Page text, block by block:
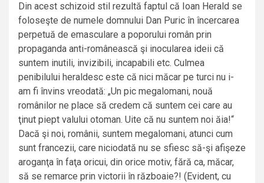
Din acest schizoid stil rezultă faptul că Ioan Herald se
foloseşte de numele domnului Dan Puric în încercarea
perpetuă de emasculare a poporului român prin
propaganda anti-românească şi inocularea ideii că
suntem inutili, invizibili, incapabili etc. Culmea
penibilului heraldesc este că nici măcar pe turci nu i-
am fi învins vreodată: „Un pic megalomani, nouă
românilor ne place să credem că suntem cei care au
ţinut piept valului otoman. Uite că nu suntem noi ăia!“
Dacă şi noi, românii, suntem megalomani, atunci cum
sunt francezii, care niciodată nu se sfiesc să-şi afişeze
aroganţa în faţa oricui, din orice motiv, fără ca, măcar,
să se remarce prin victorii în războaie?! (Evident, cu